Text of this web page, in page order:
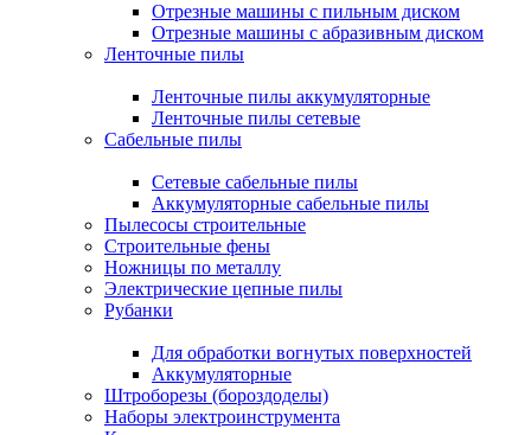
Отрезные машины с пильным диском
Отрезные машины с абразивным диском
Ленточные пилы
Ленточные пилы аккумуляторные
Ленточные пилы сетевые
Сабельные пилы
Сетевые сабельные пилы
Аккумуляторные сабельные пилы
Пылесосы строительные
Строительные фены
Ножницы по металлу
Электрические цепные пилы
Рубанки
Для обработки вогнутых поверхностей
Аккумуляторные
Штроборезы (бороздоделы)
Наборы электроинструмента